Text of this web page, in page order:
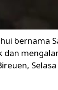
bernama
dan